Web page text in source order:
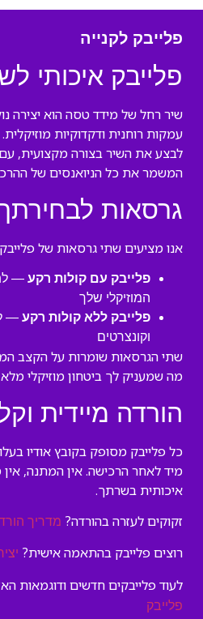
פלייבק לקנייה
פלייבק איכותי
שיר רחל של מידד טסה הוא יצירה
עמקות רוחנית ודקדוקיות
לבצע את השיר בצורה מקצועית, עם
המשמר את כל הניואנסים של
גרסאות
אנו מציעים שתי גרסאות של
פלייבק עם קולות רקע —
המוזיקלי שלך
פלייבק ללא קולות רקע —
וקונצרטים
שתי הגרסאות שומרות על הקצב
מה שמעניק לך ביטחון מוזיקלי
הורדה מיידית
כל פלייבק מסופק בקובץ אודיו
מיד לאחר הרכישה. אין המתנה,
איכותית בשרתך.
זקוקים לעזרה בהורדה? מדריך
רוצים פלייבק בהתאמה אישית?
לעוד פלייבקים חדשים ודוגמאות
פלייבק